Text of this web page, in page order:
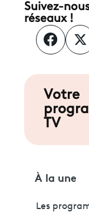
Suivez-
réseaux !
Votre
TV
À la une
Les